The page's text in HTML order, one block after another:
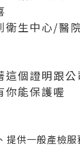
衛生中心/醫
個證明跟公
你能保護喔
提供一般產檢